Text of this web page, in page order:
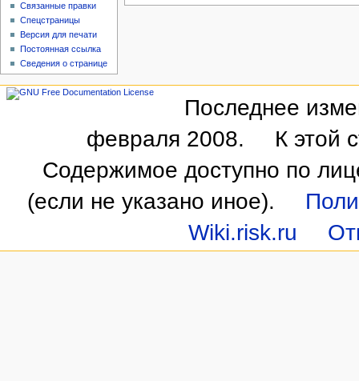
Связанные правки
Спецстраницы
Версия для печати
Постоянная ссылка
Сведения о странице
Последнее
февраля 2008.
К этой
Содержимое доступно по
(если не указано иное).
Wiki.risk.ru